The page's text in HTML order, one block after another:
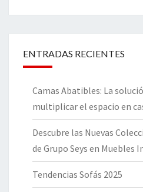
ENTRADAS RECIENTES
Camas Abatibles: La
multiplicar el espacio en
Descubre las Nuevas
de Grupo Seys en Muebles
Tendencias Sofás 2025